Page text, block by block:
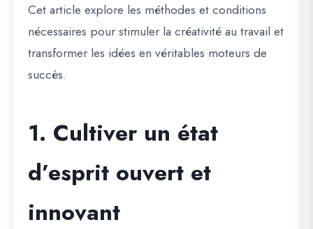
Cet article explore les méthodes et conditions
nécessaires pour stimuler la créativité au travail et
transformer les idées en véritables moteurs de
succès.
1. Cultiver un état
d’esprit ouvert et
innovant